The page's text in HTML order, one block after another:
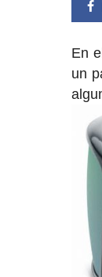
En el
un